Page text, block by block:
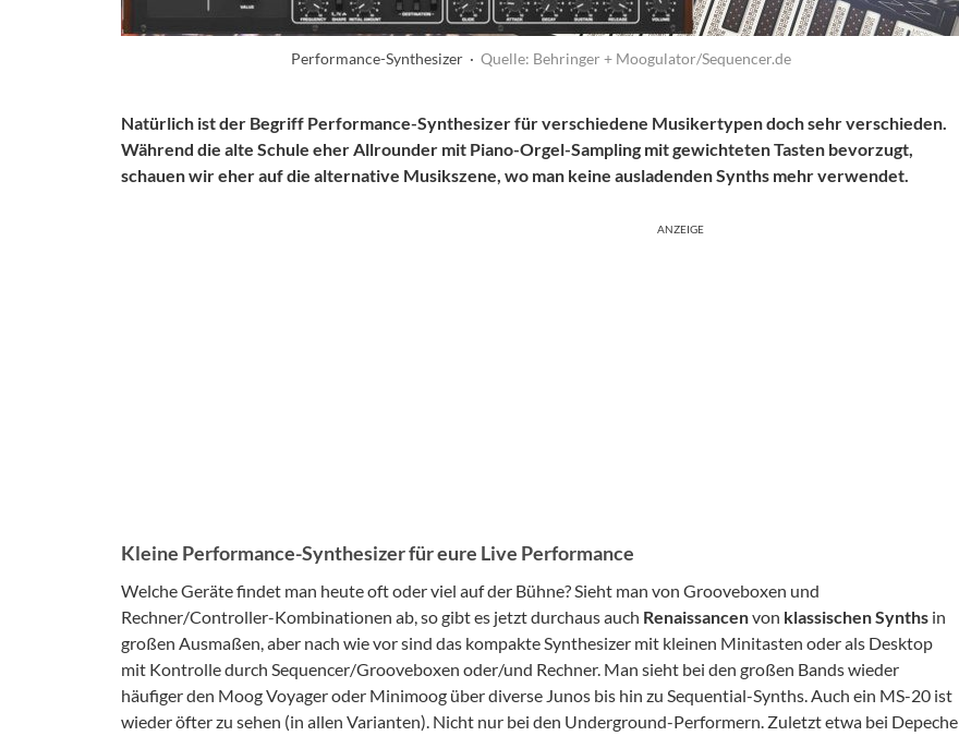
Performance-Synthesizer · Quelle: Behringer + Moogulator/Sequencer.de
Natürlich ist der Begriff Performance-Synthesizer für verschiedene Musikertypen doch sehr verschieden.
Während die alte Schule eher Allrounder mit Piano-Orgel-Sampling mit gewichteten Tasten bevorzugt,
schauen wir eher auf die alternative Musikszene, wo man keine ausladenden Synths mehr verwendet.
ANZEIGE
Kleine Performance-Synthesizer für eure Live Performance
Welche Geräte findet man heute oft oder viel auf der Bühne? Sieht man von Grooveboxen und
Rechner/Controller-Kombinationen ab, so gibt es jetzt durchaus auch Renaissancenvon klassischenSynths in
großen Ausmaßen, aber nach wie vor sind das kompakte Synthesizer mit kleinen Minitasten oder als Desktop
mit Kontrolle durch Sequencer/Grooveboxen oder/und Rechner. Man sieht bei den großen Bands wieder
häufiger den Moog Voyager oder Minimoog über diverse Junos bis hin zu Sequential-Synths. Auch ein MS-20 ist
wieder öfter zu sehen (in allen Varianten). Nicht nur bei den Underground-Performern. Zuletzt etwa bei Depeche